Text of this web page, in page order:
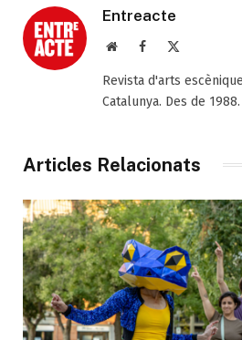
Entreacte
Web Facebook
Revista d'arts
Catalunya. Des de 1988.
Articles Relacionats